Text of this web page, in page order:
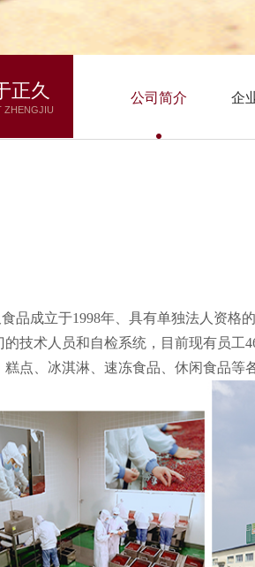
正久
ZHENGJIU
公司简介 企
成立于1998年、具有单独法人资格
的技术人员和自检系统，目前现有员工
糕点、冰淇淋、速冻食品、休闲食品等